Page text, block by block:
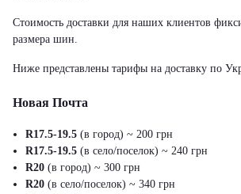
Стоимость доставки для наших клиентов
размера шин.
Ниже представлены тарифы на доставку по
Новая Почта
R17.5-19.5 (в город) ~ 200 грн
R17.5-19.5 (в село/поселок) ~ 240 грн
R20 (в город) ~ 300 грн
R20 (в село/поселок) ~ 340 грн